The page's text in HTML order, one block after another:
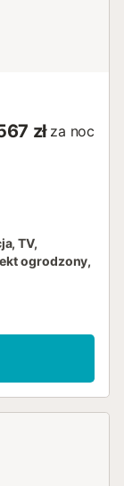
zł za noc
TV,
ogrodzony,